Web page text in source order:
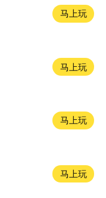
马上玩
马上玩
马上玩
马上玩